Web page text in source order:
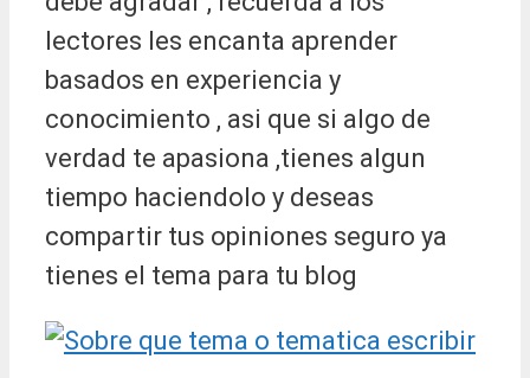
lectores les encanta aprender
basados en experiencia y
conocimiento , asi que si algo de
verdad te apasiona ,tienes algun
tiempo haciendolo y deseas
compartir tus opiniones seguro ya
tienes el tema para tu blog